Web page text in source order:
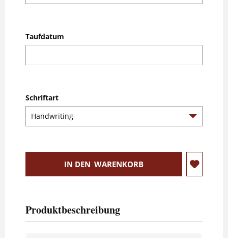
Taufdatum
Schriftart
IN DEN WARENKORB
Produktbeschreibung